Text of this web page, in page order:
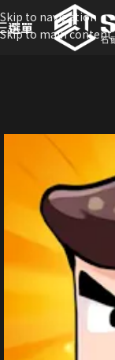
Skip to navigation
Skip to main content
選單